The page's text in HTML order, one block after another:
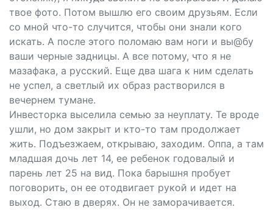
твое фото. Потом вышлю его своим друзьям. Если
со мной что-то случится, чтобы они знали кого
искать. А после этого поломаю вам ноги и вы@бу
ваши черные задницы. А все потому, что я не
мазафака, а русский. Еще два шага к ним сделать
не успел, а светлый их образ растворился в
вечернем тумане.
Инвесторка выселила семью за неуплату. Те вроде
ушли, но дом закрыт и кто-то там продолжает
жить. Подъезжаем, открываю, заходим. Оппа, а там
младшая дочь лет 14, ее ребенок годовалый и
парень лет 25 на вид. Пока барышня пробует
поговорить, он ее отодвигает рукой и идет на
выход. Стаю в дверях. Он не заморачивается.